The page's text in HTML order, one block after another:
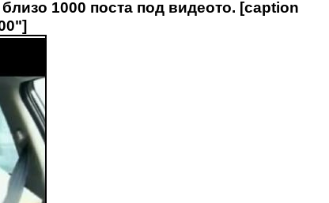
1000 поста под видеото. [caption